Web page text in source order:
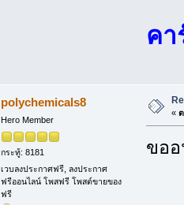
คา
polychemicals8
Hero Member
กระทู้: 8181
เวบลงประกาศฟรี, ลงประกาศ
ฟรีออนไลน์ โพสฟรี โพสต์ขายของ
ฟรี
«
ขอ